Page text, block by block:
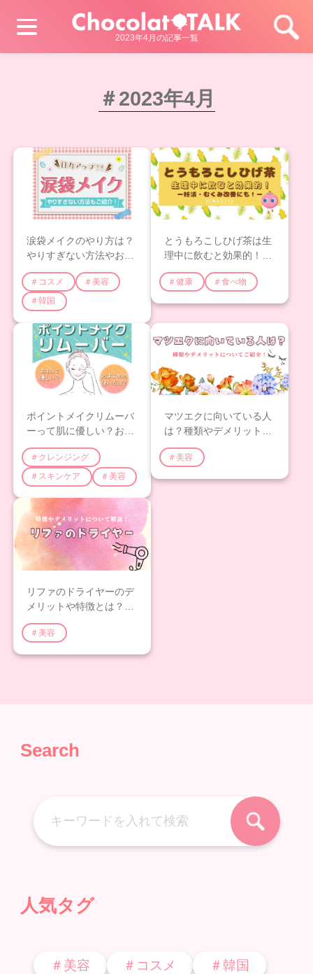
2023年4月の記事一覧
＃2023年4月
涙袋メイクのやり方は？
やりすぎない方法やおす
すめ商品についてご紹介
＃コスメ
＃美容
＃韓国
とうもろこしひげ茶は生
理中に飲むと効果的！妊
活・むくみ改善にも！
＃健康 ＃食べ物
ポイントメイクリムーバ
ーって肌に優しい？おす
すめの使い方や必要性に
ついて解説！
＃クレンジング
＃スキンケア
＃美容
マツエクに向いている人
は？種類やデメリットに
ついてご紹介！
＃美容
リファのドライヤーのデ
メリットや特徴とは？使
うのに向いていない人に
ついても解説！
＃美容
Search
人気タグ
＃美容 ＃コスメ
＃韓国